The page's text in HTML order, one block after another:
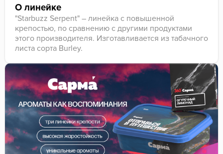
О линейке
"Starbuzz Serpent" – линейка с повышенной
крепостью, по сравнению с другими продуктами
этого производителя. Изготавливается из табачного
листа сорта Burley.